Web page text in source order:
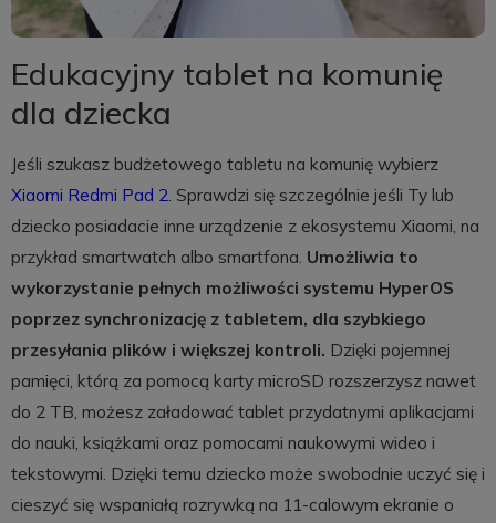
Edukacyjny tablet na komunię
dla dziecka
Jeśli szukasz budżetowego tabletu na komunię wybierz
Xiaomi Redmi Pad 2 . Sprawdzi się szczególnie jeśli Ty lub
dziecko posiadacie inne urządzenie z ekosystemu Xiaomi, na
przykład smartwatch albo smartfona. Umożliwia to
wykorzystanie pełnych możliwości systemu HyperOS
poprzez synchronizację z tabletem, dla szybkiego
przesyłania plików i większej kontroli. Dzięki pojemnej
pamięci, którą za pomocą karty microSD rozszerzysz nawet
do 2 TB, możesz załadować tablet przydatnymi aplikacjami
do nauki, książkami oraz pomocami naukowymi wideo i
tekstowymi. Dzięki temu dziecko może swobodnie uczyć się i
cieszyć się wspaniałą rozrywką na 11-calowym ekranie o